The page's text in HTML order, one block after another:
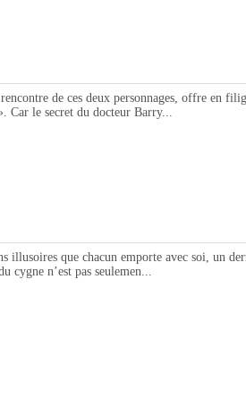
de ces deux personnages, offre en
Car le secret du docteur Barry...
que chacun emporte avec soi, un
cygne n’est pas seulemen...